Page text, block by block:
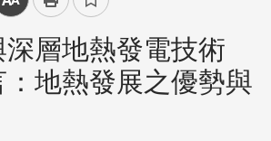
層地熱發電技術
：地熱發展之優勢與